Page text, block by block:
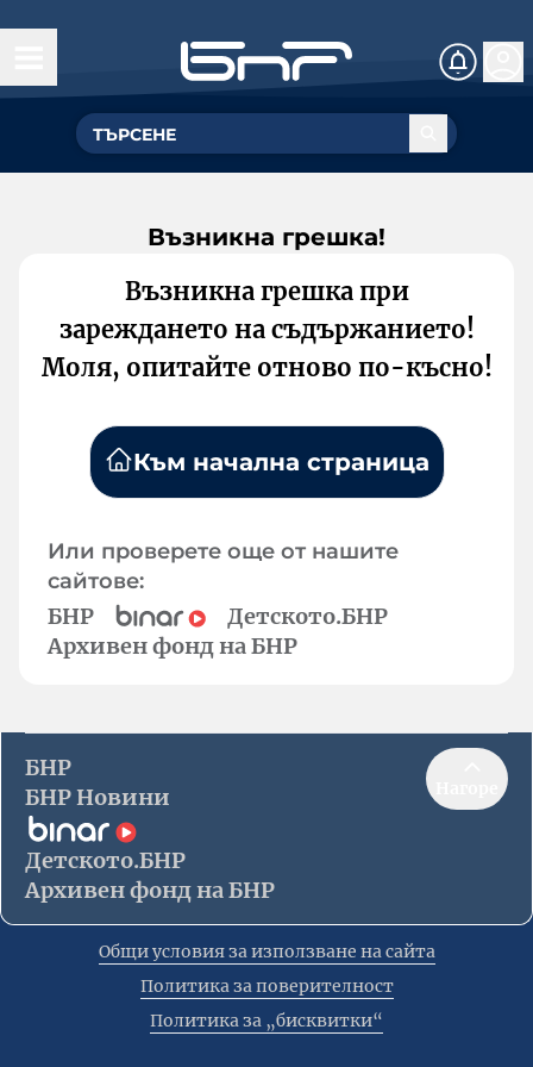
Възникна грешка!
Възникна грешка при
зареждането на съдържанието!
Моля, опитайте отново по-късно!
Към начална страница
Или проверете още от нашите
сайтове:
БНР
Детското.БНР
Архивен фонд на БНР
БНР
БНР Новини
Детското.БНР
Архивен фонд на БНР
Общи условия за използване на сайта
Политика за поверителност
Политика за „бисквитки“